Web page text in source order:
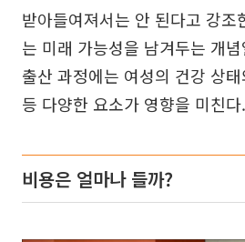
받아들여져서는 안 된다고 강조
는 미래 가능성을 남겨두는 개
출산 과정에는 여성의 건강 상
등 다양한 요소가 영향을 미친다.
비용은 얼마나 들까?